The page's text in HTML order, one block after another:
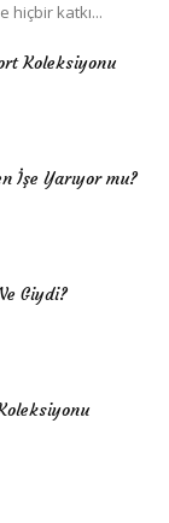
hiçbir katkı...
Koleksiyonu
İşe Yarıyor mu?
Giydi?